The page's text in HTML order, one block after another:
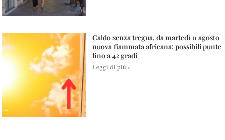
Caldo senza tregua, da martedì 11 agosto
nuova fiammata africana: possibili punte
fino a 42 gradi
Leggi di più »